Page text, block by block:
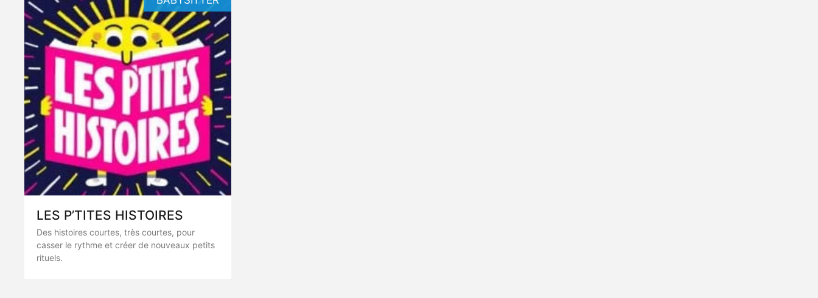
LES P’TITES HISTOIRES
Des histoires courtes, très courtes, pour
casser le rythme et créer de nouveaux petits
rituels.